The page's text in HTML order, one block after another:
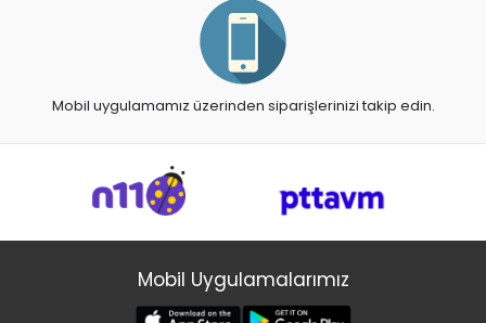
Mobil uygulamamız üzerinden siparişlerinizi takip edin.
Mobil Uygulamalarımız